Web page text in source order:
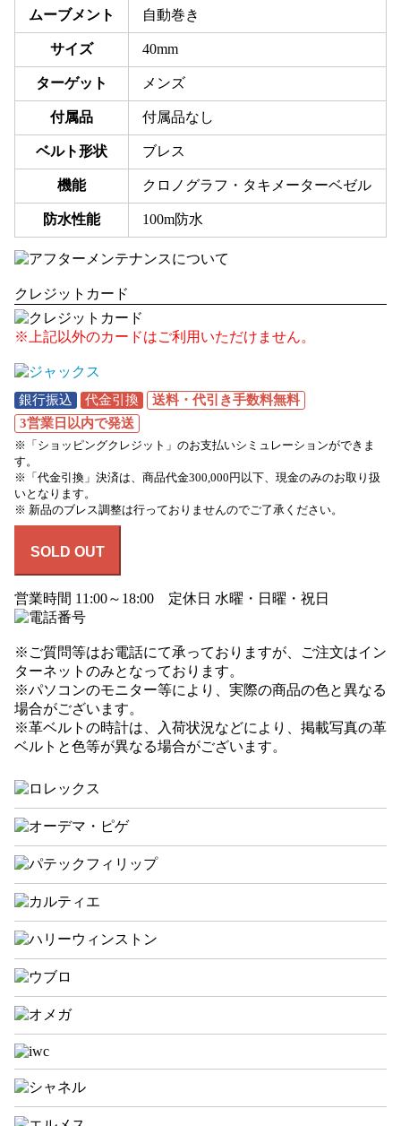
ムーブメント 自動巻き
サイズ 40mm
ターゲット メンズ
付属品 付属品なし
ベルト形状 ブレス
機能 クロノグラフ・タキメーターベゼル
防水性能 100m防水
クレジットカード
※上記以外のカードはご利用いただけません。
銀行振込 代金引換
送料・代引き手数料無料
3営業日以内で発送
※「ショッピングクレジット」のお支払いシミュレーションができま
す。
※「代金引換」決済は、商品代金300,000円以下、現金のみのお取り扱
いとなります。
※ 新品のブレス調整は行っておりませんのでご了承ください。
SOLD OUT
営業時間 11:00～18:00 定休日 水曜・日曜・祝日
※ご質問等はお電話にて承っておりますが、ご注文はイン
ターネットのみとなっております。
※パソコンのモニター等により、実際の商品の色と異なる
場合がございます。
※革ベルトの時計は、入荷状況などにより、掲載写真の革
ベルトと色等が異なる場合がございます。